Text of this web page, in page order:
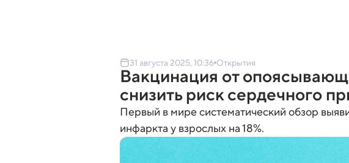
31 августа 2025, 10:36 Открытия
Вакцинация от
снизить риск сердечного
Первый в мире систематический обзор
инфаркта у взрослых на 18%.